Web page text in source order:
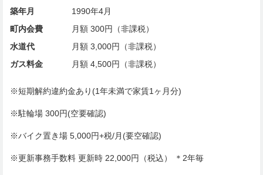
築年月
1990年4月
町内会費
月額 300円（非課税）
水道代
月額 3,000円（非課税）
ガス料金
月額 4,500円（非課税）
※短期解約違約金あり(1年未満で家賃1ヶ月分)
※駐輪場 300円(空要確認)
※バイク置き場 5,000円+税/月(要空確認)
※更新事務手数料 更新時 22,000円（税込） ＊2年毎